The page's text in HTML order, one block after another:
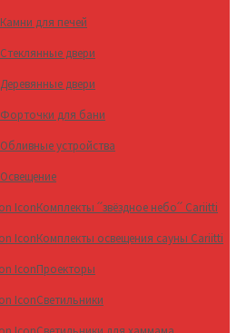
Камни для печей
Стеклянные двери
Деревянные двери
Форточки для бани
Обливные устройства
Освещение
Комплекты ՛՛звёздное небо՛՛ Cariitti
Комплекты освещения сауны Cariitti
Проекторы
Светильники